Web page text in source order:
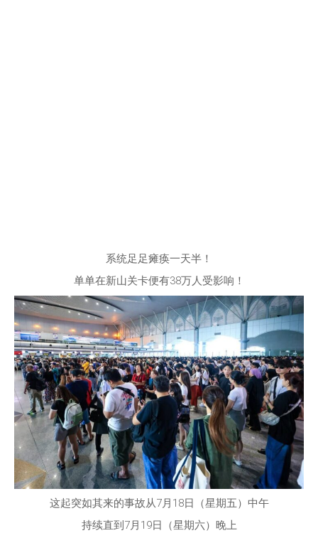
系统足足瘫痪一天半！
单单在新山关卡便有38万人受影响！
这起突如其来的事故从7月18日（星期五）中午
持续直到7月19日（星期六）晚上